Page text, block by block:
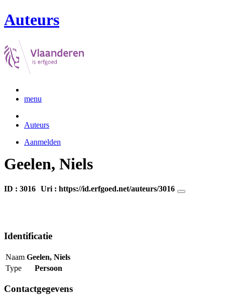
Auteurs
menu
Auteurs
Aanmelden
Geelen, Niels
ID : 3016 Uri : https://id.erfgoed.net/auteurs/3016
Identificatie
Naam Geelen, Niels
Type
Persoon
Contactgegevens